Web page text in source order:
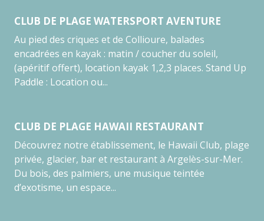
CLUB DE PLAGE WATERSPORT AVENTURE
Au pied des criques et de Collioure, balades
encadrées en kayak : matin / coucher du soleil,
(apéritif offert), location kayak 1,2,3 places. Stand Up
Paddle : Location ou...
CLUB DE PLAGE HAWAII RESTAURANT
Découvrez notre établissement, le Hawaii Club, plage
privée, glacier, bar et restaurant à Argelès-sur-Mer.
Du bois, des palmiers, une musique teintée
d’exotisme, un espace...